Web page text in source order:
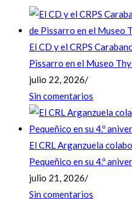
El CD y el CRPS
Pissarro en el Museo
julio 22, 2026/
Sin comentarios
El CRL Arganzuela
Pequeñico en su 4.º
julio 21, 2026/
Sin comentarios